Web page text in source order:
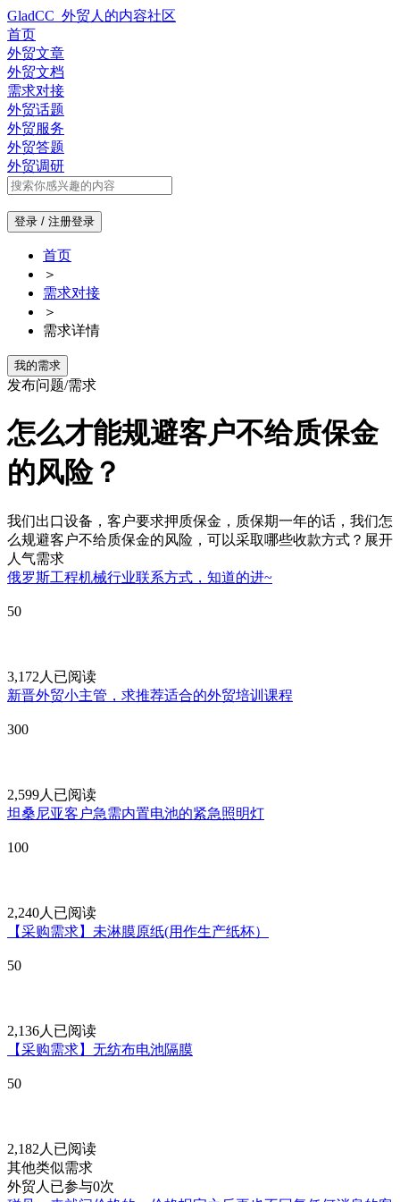
GladCC_外贸人的内容社区
首页
外贸文章
外贸文档
需求对接
外贸话题
外贸服务
外贸答题
外贸调研
登录 / 注册登录
首页
＞
需求对接
＞
需求详情
我的需求
发布问题/需求
怎么才能规避客户不给质保金
的风险？
我们出口设备，客户要求押质保金，质保期一年的话，我们怎
么规避客户不给质保金的风险，可以采取哪些收款方式？ 展开
人气需求
俄罗斯工程机械行业联系方式，知道的进~
50
3,172人已阅读
新晋外贸小主管，求推荐适合的外贸培训课程
300
2,599人已阅读
坦桑尼亚客户急需内置电池的紧急照明灯
100
2,240人已阅读
【采购需求】未淋膜原纸(用作生产纸杯）
50
2,136人已阅读
【采购需求】无纺布电池隔膜
50
2,182人已阅读
其他类似需求
外贸人已参与0次